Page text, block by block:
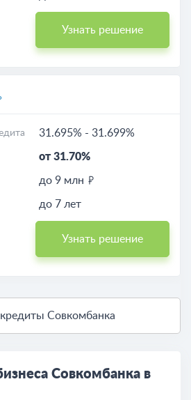
Узнать решение
31.695% - 31.699%
от 31.70%
до 9 млн
до 7 лет
Узнать решение
Совкомбанка
Совкомбанка в